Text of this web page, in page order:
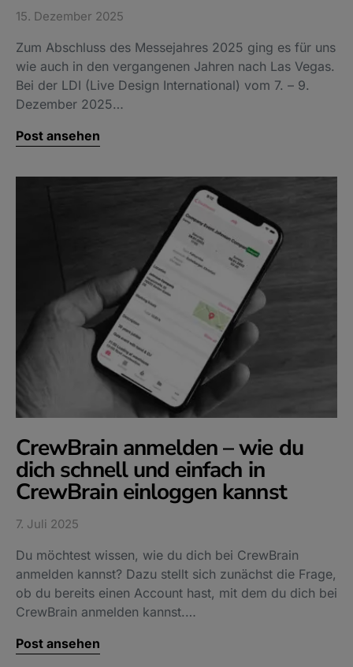
15. Dezember 2025
Zum Abschluss des Messejahres 2025 ging es für uns
wie auch in den vergangenen Jahren nach Las Vegas.
Bei der LDI (Live Design International) vom 7. – 9.
Dezember 2025…
Post ansehen
CrewBrain anmelden – wie du
dich schnell und einfach in
CrewBrain einloggen kannst
7. Juli 2025
Du möchtest wissen, wie du dich bei CrewBrain
anmelden kannst? Dazu stellt sich zunächst die Frage,
ob du bereits einen Account hast, mit dem du dich bei
CrewBrain anmelden kannst.…
Post ansehen